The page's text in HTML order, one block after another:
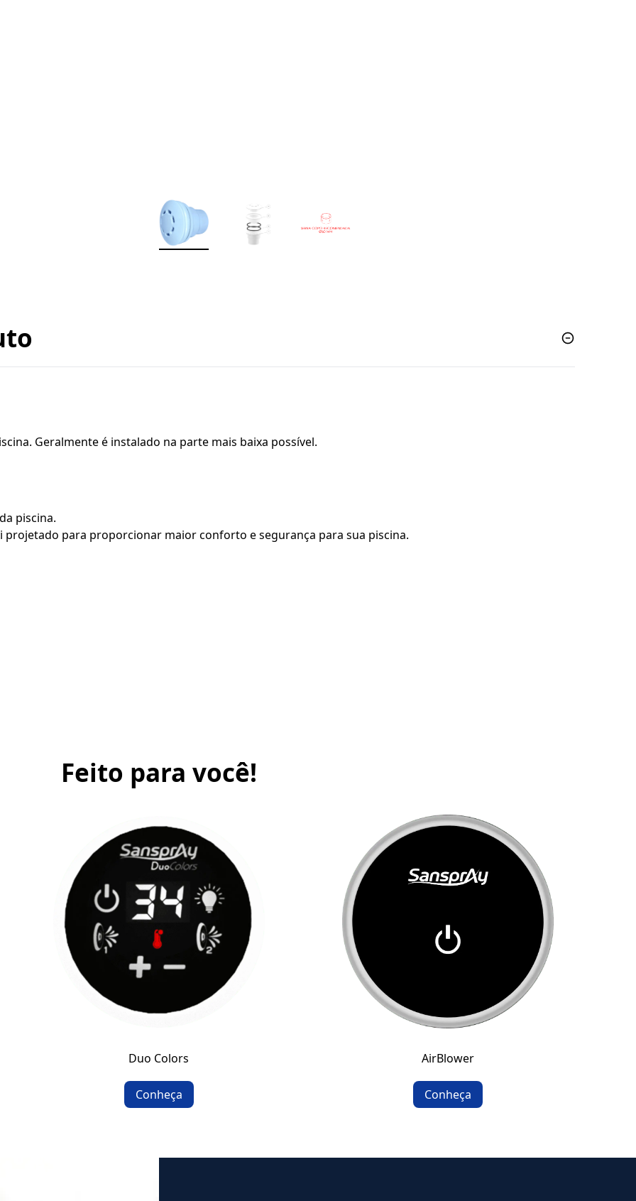
Geralmente é instalado na parte mais baixa possível.
piscina.
projetado para proporcionar maior conforto e segurança para sua piscina.
Feito para você!
Duo Colors
Conheça
AirBlower
Conheça